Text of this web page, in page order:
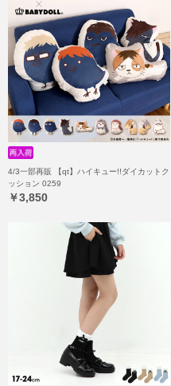
4/3一部再販 【qt】ハイキュー!!ダイカットク
ッション 0259
￥3,850